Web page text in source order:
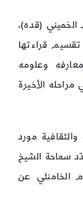
(قده)،
قراءتها
وعلومه
الأخيرة
والثقافية مورد
سماحة الشيخ
الخامنئي عن